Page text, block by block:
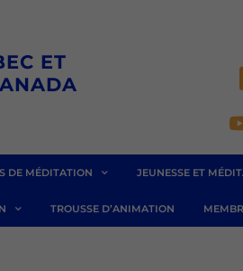
ET
DE MÉDITATION JEUNESSE ET
TROUSSE D’ANIMATION